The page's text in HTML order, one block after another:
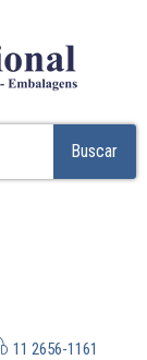
Buscar
11 2656-1161